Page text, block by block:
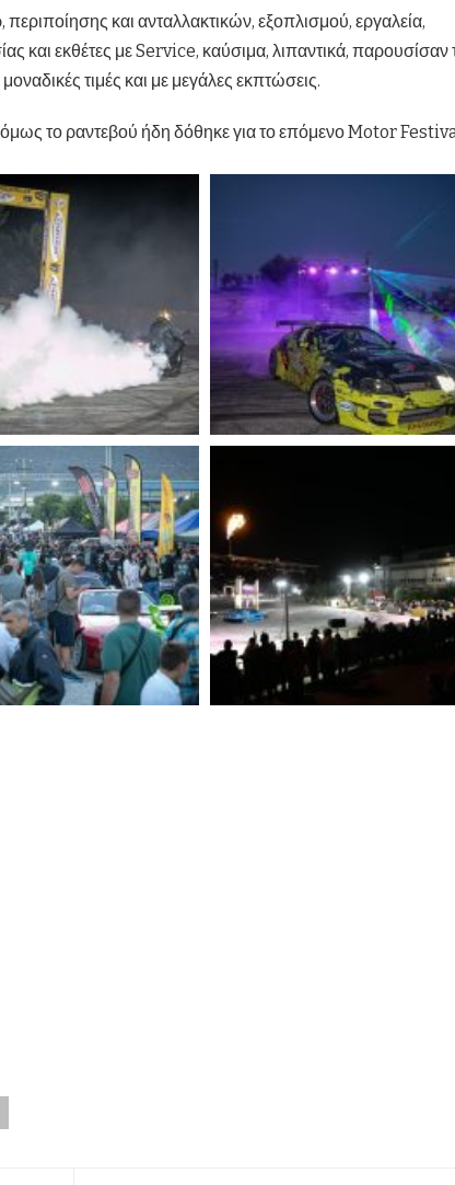
και ανταλλακτικών, εξοπλισμού, εργαλεία,
και εκθέτες με Service, καύσιμα, λιπαντικά, παρουσίσαν
τιμές και με μεγάλες εκπτώσεις.
το ραντεβού ήδη δόθηκε για το επόμενο Motor